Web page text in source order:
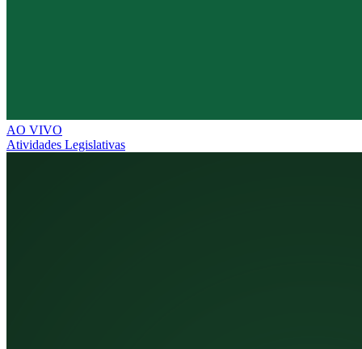
AO VIVO
Atividades Legislativas